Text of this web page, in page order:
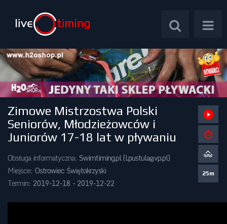
Zawody Międzynarodowe
Zawody Centralne
Zawody Okręgowe
Kalendarz Imprez
Zimowe Mistrzostwa Polski
Seniorów, Młodzieżowców i
Juniorów 17-18 lat w pływaniu
Obsługa informatyczna: Swimtiming.pl (l.pustula@vp.pl)
Miejsce: Ostrowiec Świętokrzyski
Termin: 2019-12-18 - 2019-12-22
25m